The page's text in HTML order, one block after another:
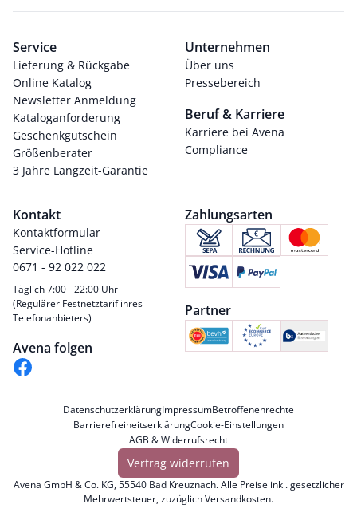
Service
Lieferung & Rückgabe
Online Katalog
Newsletter Anmeldung
Kataloganforderung
Geschenkgutschein
Größenberater
3 Jahre Langzeit-Garantie
Unternehmen
Über uns
Pressebereich
Beruf & Karriere
Karriere bei Avena
Compliance
Kontakt
Kontaktformular
Service-Hotline
0671 - 92 022 022
Täglich 7:00 - 22:00 Uhr
(Regulärer Festnetztarif ihres
Telefonanbieters)
Avena folgen
Zahlungsarten
Partner
DatenschutzerklärungImpressumBetroffenenrechte
BarrierefreiheitserklärungCookie-Einstellungen
AGB & Widerrufsrecht
Vertrag widerrufen
Avena GmbH & Co. KG, 55540 Bad Kreuznach. Alle Preise inkl. gesetzlicher
Mehrwertsteuer, zuzüglichVersandkosten.